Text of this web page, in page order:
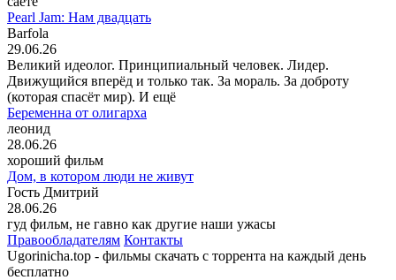
Pearl Jam: Нам двадцать
Barfola
29.06.26
Великий идеолог. Принципиальный человек. Лидер.
Движущийся вперёд и только так. За мораль. За доброту
(которая спасёт мир). И ещё
Беременна от олигарха
леонид
28.06.26
хороший фильм
Дом, в котором люди не живут
Гость Дмитрий
28.06.26
гуд фильм, не гавно как другие наши ужасы
Правообладателям Контакты
Ugorinicha.top - фильмы скачать с торрента на каждый день
бесплатно